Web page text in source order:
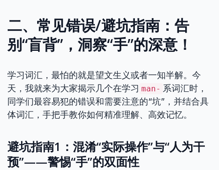
二、常见错误/避坑指南：告
别“盲背”，洞察“手”的深意！
学习词汇，最怕的就是望文生义或者一知半解。今
天，我就来为大家揭示几个在学习 man- 系词汇时，
同学们最容易犯的错误和需要注意的“坑”，并结合具
体词汇，手把手教你如何精准理解、高效记忆。
避坑指南1：混淆“实际操作”与“人为干
预”——警惕“手”的双面性